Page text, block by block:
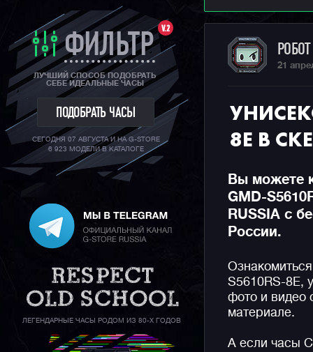
V.2
ФИЛЬТР
ЛУЧШИЙ СПОСОБ ПОДОБРАТЬ
СЕБЕ ИДЕАЛЬНЫЕ ЧАСЫ
ПОДОБРАТЬ ЧАСЫ
СЕГОДНЯ 07 АВГУСТА И НА G-STORE
6 923 МОДЕЛИ В КАТАЛОГЕ
ЛЕГЕНДАРНЫЕ ЧАСЫ РОДОМ ИЗ 80-Х ГОДОВ
21
8E В
Вы можете
GMD-
RUSSIA с
России.
S5610RS-8E,
фото и видео
материале.
А если часы